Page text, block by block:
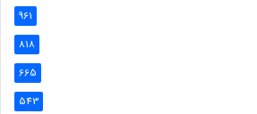
961
818
665
543